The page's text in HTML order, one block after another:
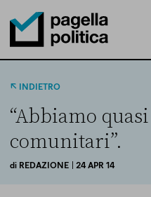
Pagella Politica Logo
INDIETRO
“Abbiamo
comunitari”.
di REDAZIONE | 24 APR 14